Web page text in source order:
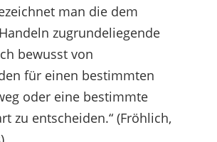
man die dem
zugrundeliegende
bewusst von
für einen bestimmten
oder eine bestimmte
zu entscheiden.“ (Fröhlich,